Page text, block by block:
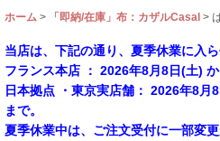
ホーム > 「即納/在庫」布：カザルCasal >
当店は、下記の通り、夏季休業に入ら
フランス本店 ： 2026年8月8日(土)
日本拠点 ・東京実店舗： 2026年8
まで。
夏季休業中は、ご注文受付に一部変更